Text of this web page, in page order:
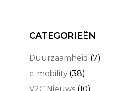
CATEGORIEËN
Duurzaamheid (7)
e-mobility (38)
V2C Nieuws (10)